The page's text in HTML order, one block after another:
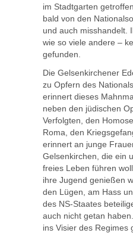
im Stadtgarten
bald von den
und auch misshandelt.
wie so viele andere –
gefunden.
Die Gelsenkirchener
zu Opfern des
erinnert dieses
neben den jüdischen
Verfolgten, den
Roma, den
erinnert an junge
Gelsenkirchen, die ein
freies Leben führen
ihre Jugend genießen
den Lügen, am Hass
des NS-Staates
auch nicht getan
ins Visier des Regimes